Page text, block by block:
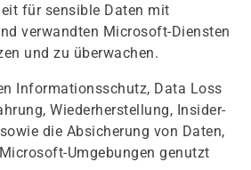
für sensible Daten mit
verwandten Microsoft-Diensten
und zu überwachen.
Informationsschutz, Data Loss
Wiederherstellung, Insider-
die Absicherung von Daten,
Umgebungen genutzt